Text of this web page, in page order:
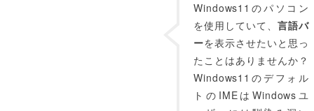
Windows11のパソコン
を使用していて、言語バ
ーを表示させたいと思っ
たことはありませんか？
Windows11のデフォル
トのIMEはWindowsユ